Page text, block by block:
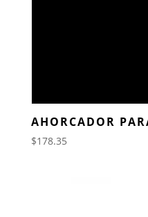
AHORCADOR
$178.35